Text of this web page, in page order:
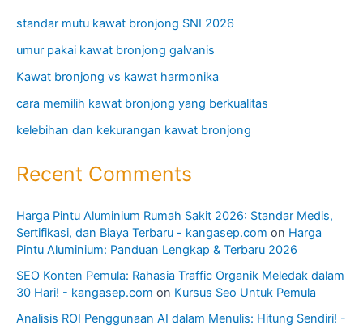
standar mutu kawat bronjong SNI 2026
umur pakai kawat bronjong galvanis
Kawat bronjong vs kawat harmonika
cara memilih kawat bronjong yang berkualitas
kelebihan dan kekurangan kawat bronjong
Recent Comments
Harga Pintu Aluminium Rumah Sakit 2026: Standar Medis,
Sertifikasi, dan Biaya Terbaru - kangasep.com on Harga
Pintu Aluminium: Panduan Lengkap & Terbaru 2026
SEO Konten Pemula: Rahasia Traffic Organik Meledak dalam
30 Hari! - kangasep.com on Kursus Seo Untuk Pemula
Analisis ROI Penggunaan AI dalam Menulis: Hitung Sendiri! -